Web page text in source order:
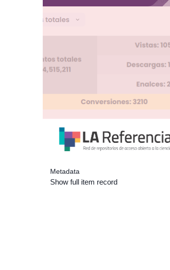
Metadata
Show full item record